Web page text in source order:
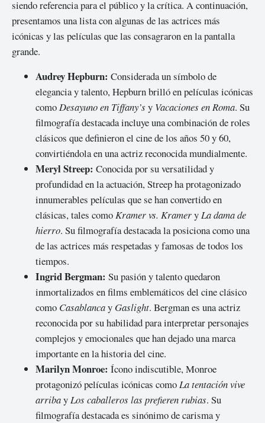
siendo referencia para el público y la crítica. A continuación,
presentamos una lista con algunas de las actrices más
icónicas y las películas que las consagraron en la pantalla
grande.
Audrey Hepburn: Considerada un símbolo de
elegancia y talento, Hepburn brilló en películas icónicas
comoDesayuno en Tiffany’s y Vacaciones en Roma. Su
filmografía destacada incluye una combinación de roles
clásicos que definieron el cine de los años 50 y 60,
convirtiéndola en una actriz reconocida mundialmente.
Meryl Streep: Conocida por su versatilidad y
profundidad en la actuación, Streep ha protagonizado
innumerables películas que se han convertido en
clásicas, tales comoKramer vs. KrameryLa dama de
hierro. Su filmografía destacada la posiciona como una
de las actrices más respetadas y famosas de todos los
tiempos.
Ingrid Bergman: Su pasión y talento quedaron
inmortalizados en films emblemáticos del cine clásico
como Casablancay Gaslight. Bergman es una actriz
reconocida por su habilidad para interpretar personajes
complejos y emocionales que han dejado una marca
importante en la historia del cine.
Marilyn Monroe: Ícono indiscutible, Monroe
protagonizó películas icónicas comoLa tentación vive
arribayLos caballeros las prefieren rubias. Su
filmografía destacada es sinónimo de carisma y